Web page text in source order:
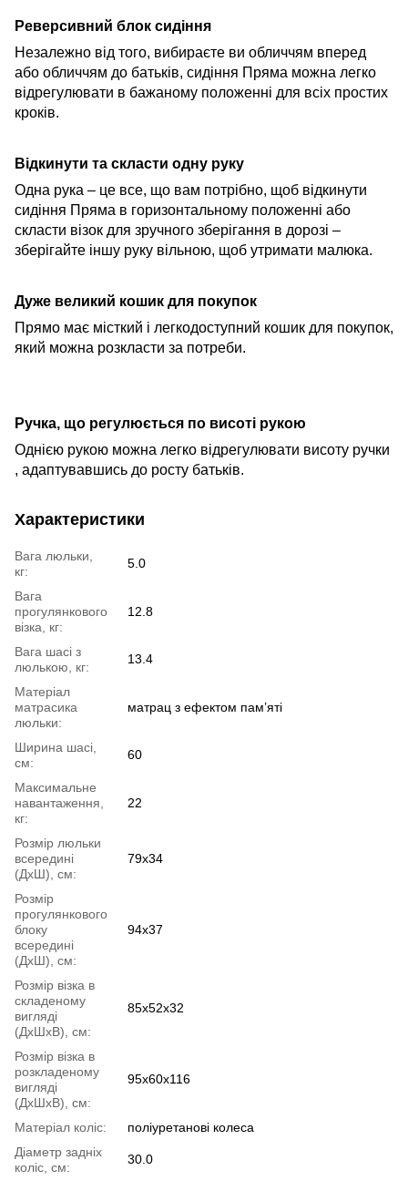
Реверсивний блок сидіння
Незалежно від того, вибираєте ви обличчям вперед
або обличчям до батьків, сидіння Пряма можна легко
відрегулювати в бажаному положенні для всіх простих
кроків.
Відкинути та скласти одну руку
Одна рука – це все, що вам потрібно, щоб відкинути
сидіння Пряма в горизонтальному положенні або
скласти візок для зручного зберігання в дорозі –
зберігайте іншу руку вільною, щоб утримати малюка.
Дуже великий кошик для покупок
Прямо має місткий і легкодоступний кошик для покупок,
який можна розкласти за потреби.
Ручка, що регулюється по висоті рукою
Однією рукою можна легко відрегулювати висоту ручки
, адаптувавшись до росту батьків.
Характеристики
Вага люльки,
кг:
5.0
Вага
прогулянкового
візка, кг:
12.8
Вага шасі з
люлькою, кг:
13.4
Матеріал
матрасика
люльки:
матрац з ефектом пам’яті
Ширина шасі,
см:
60
Максимальне
навантаження,
кг:
22
Розмір люльки
всередині
(ДхШ), см:
79x34
Розмір
прогулянкового
блоку
всередині
(ДхШ), см:
94x37
Розмір візка в
складеному
вигляді
(ДхШхВ), см:
85x52x32
Розмір візка в
розкладеному
вигляді
(ДхШхВ), см:
95x60x116
Матеріал коліс:
поліуретанові колеса
Діаметр задніх
коліс, см:
30.0